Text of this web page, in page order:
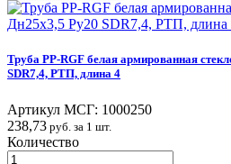
Труба PP-RGF белая армированная
SDR7,4, РТП, длина 4
Артикул МСГ: 1000250
238,73 руб. за 1 шт.
Количество